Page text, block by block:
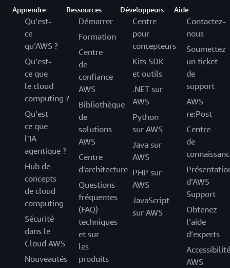
Apprendre
Qu’est-
ce
qu’AWS ?
Qu’est-
ce que
le cloud
computing ?
Qu’est-
ce que
l’IA
agentique ?
Hub de
concepts
de cloud
computing
Sécurité
dans le
Cloud AWS
Nouveautés
Ressources
Démarrer
Formation
Centre
de
confiance
AWS
Bibliothèque
de
solutions
AWS
Centre
d'architecture
Questions
fréquentes
(FAQ)
techniques
et sur
les
produits
Développeurs
Centre
pour
concepteurs
Kits SDK
et outils
.NET sur
AWS
Python
sur AWS
Java sur
AWS
PHP sur
AWS
JavaScript
sur AWS
Aide
Contactez-
nous
Soumettez
un ticket
de
support
AWS
re:Post
Centre
de
d’AWS
Support
Obtenez
l’aide
d’experts
Accessibilité
AWS